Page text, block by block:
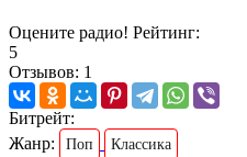
Оцените радио! Рейтинг:
5
Отзывов: 1
Битрейт:
Жанр:
Поп Классика